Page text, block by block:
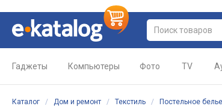
Гаджеты Компьютеры Фото TV
Каталог / Дом и ремонт / Текстиль / Постельное белье